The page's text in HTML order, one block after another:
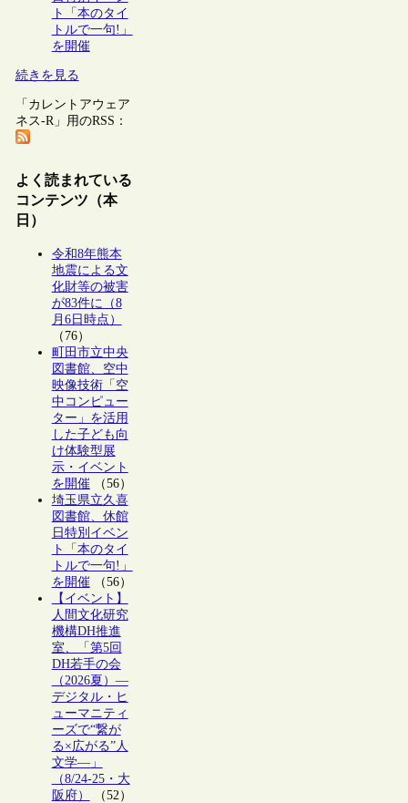
ト「本のタイ
トルで一句!」
を開催
続きを見る
「カレントアウェア
ネス-R」用のRSS：
よく読まれている
コンテンツ（本
日）
令和8年熊本
地震による文
化財等の被害
が83件に（8
月6日時点）
（76）
町田市立中央
図書館、空中
映像技術「空
中コンピュー
ター」を活用
した子ども向
け体験型展
示・イベント
を開催（56）
埼玉県立久喜
図書館、休館
日特別イベン
ト「本のタイ
トルで一句!」
を開催（56）
【イベント】
人間文化研究
機構DH推進
室、「第5回
DH若手の会
（2026夏）―
デジタル・ヒ
ューマニティ
ーズで“繋が
る×広がる”人
文学―」
（8/24-25・大
阪府）
（52）